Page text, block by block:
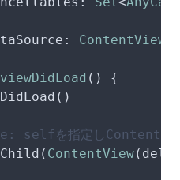
ContentView
viewDidLoad () {
を指定し
ContentView